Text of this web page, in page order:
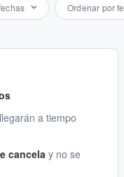
Ordenar por
a tiempo
cancela y no se